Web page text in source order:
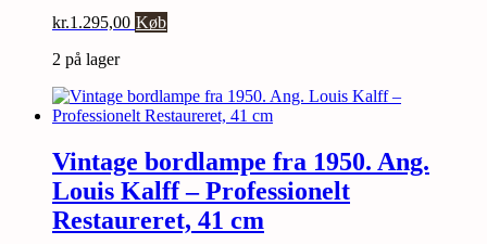
kr.1.295,00 Køb
2 på lager
Vintage bordlampe fra 1950. Ang.
Louis Kalff – Professionelt
Restaureret, 41 cm